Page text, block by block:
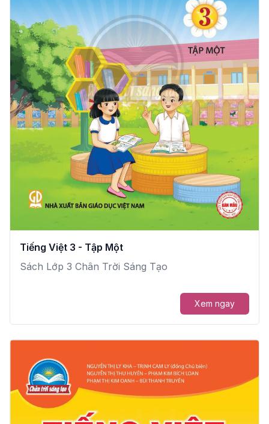
Tiếng Việt 3 - Tập Một
Sách Lớp 3 Chân Trời Sáng Tạo
Xem ngay